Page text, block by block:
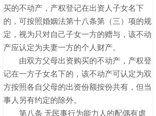
买的不动产，产权登记在出资人子女名下
的，可按照婚姻法第十八条第（三）项的规
定，视为只对自己子女一方的赠与，该不动
产应认定为夫妻一方的个人财产。
由双方父母出资购买的不动产，产权登
记在一方子女名下的，该不动产可认定为双
方按照各自父母的出资份额按份共有，但当
事人另有约定的除外。
第八条 无民事行为能力人的配偶有虐